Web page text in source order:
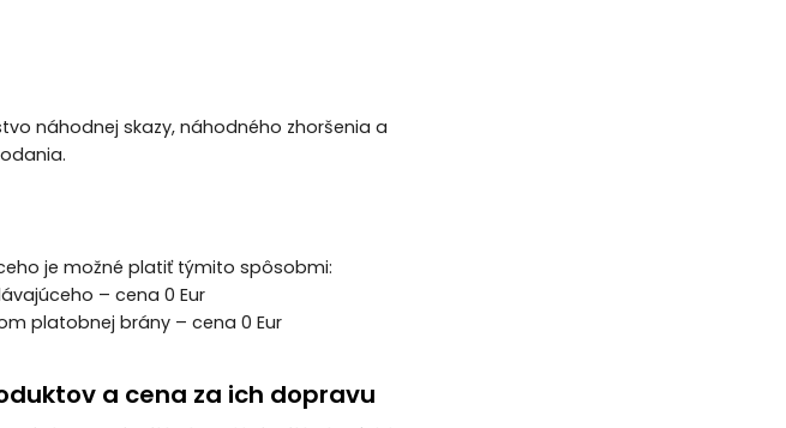
náhodnej skazy, náhodného zhoršenia a
je možné platiť týmito spôsobmi:
– cena 0 Eur
platobnej brány – cena 0 Eur
a cena za ich dopravu